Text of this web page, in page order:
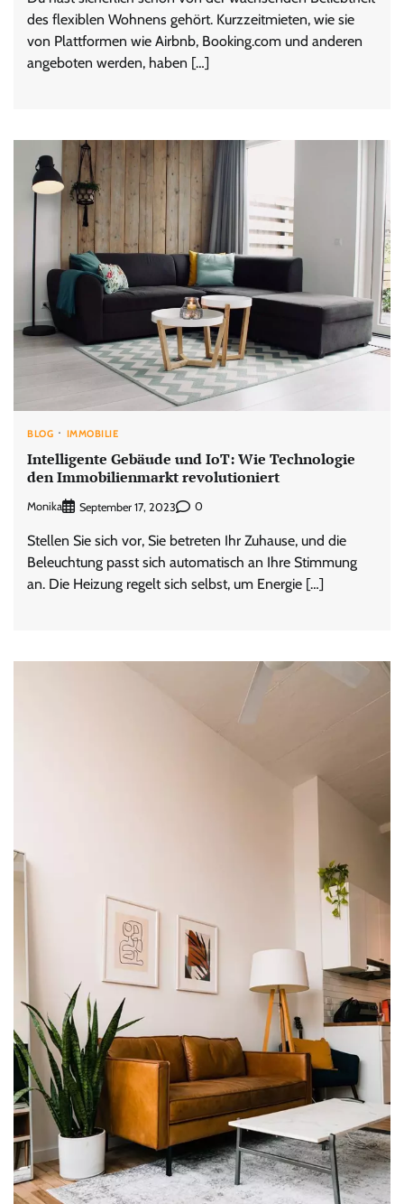
des flexiblen Wohnens gehört. Kurzzeitmieten, wie sie
von Plattformen wie Airbnb, Booking.com und anderen
angeboten werden, haben […]
BLOG IMMOBILIE
Intelligente Gebäude und IoT: Wie Technologie
den Immobilienmarkt revolutioniert
Monika September 17, 2023 0
Stellen Sie sich vor, Sie betreten Ihr Zuhause, und die
Beleuchtung passt sich automatisch an Ihre Stimmung
an. Die Heizung regelt sich selbst, um Energie […]